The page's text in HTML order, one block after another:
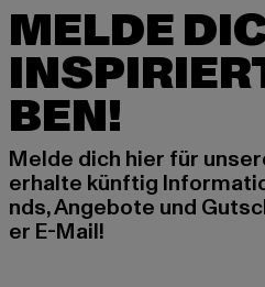
MELDE
BEN!
Melde dich hier für
erhalte künftig
nds, Angebote und
er E-Mail!